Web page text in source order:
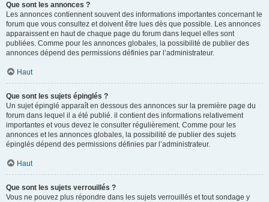
Que sont les annonces ?
Les annonces contiennent souvent des informations importantes concernant le
forum que vous consultez et doivent être lues dès que possible. Les annonces
apparaissent en haut de chaque page du forum dans lequel elles sont
publiées. Comme pour les annonces globales, la possibilité de publier des
annonces dépend des permissions définies par l’administrateur.
Haut
Que sont les sujets épinglés ?
Un sujet épinglé apparaît en dessous des annonces sur la première page du
forum dans lequel il a été publié. il contient des informations relativement
importantes et vous devez le consulter régulièrement. Comme pour les
annonces et les annonces globales, la possibilité de publier des sujets
épinglés dépend des permissions définies par l’administrateur.
Haut
Que sont les sujets verrouillés ?
Vous ne pouvez plus répondre dans les sujets verrouillés et tout sondage y